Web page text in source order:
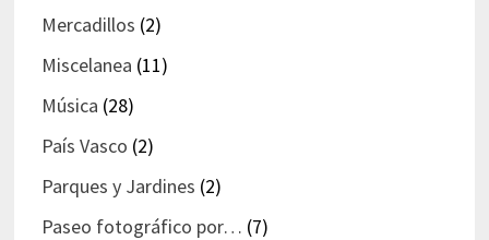
Mercadillos (2)
Miscelanea (11)
Música (28)
País Vasco (2)
Parques y Jardines (2)
Paseo fotográfico por… (7)